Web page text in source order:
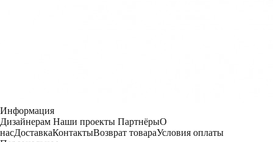
Информация
Дизайнерам Наши проекты ПартнёрыО
насДоставкаКонтактыВозврат товараУсловия оплаты